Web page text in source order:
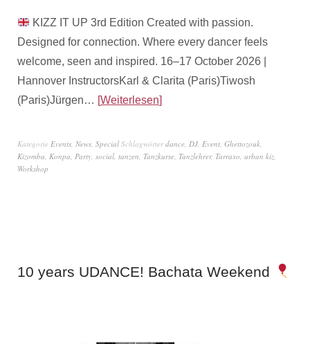
KIZZ IT UP 3rd Edition Created with passion.
Designed for connection. Where every dancer feels
welcome, seen and inspired. 16–17 October 2026 |
Hannover InstructorsKarl & Clarita (Paris)Tiwosh
(Paris)Jürgen… Weiterlesen
Kategorie Events, News, Special Schlagwörterdance, DJ, Event, Ghettozouk,
Kizomba, Konpa, Party, social, tanzen, Tanzkurse, Tanzlehrer, Tarraxo, urban kiz,
Workshop
10 years UDANCE! Bachata Weekend